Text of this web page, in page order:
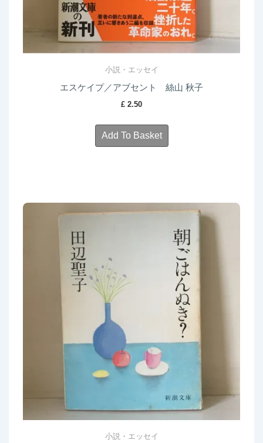
小説・エッセイ
エスケイプ／アブセント 絲山 秋子
£ 2.50
Add To Basket
小説・エッセイ